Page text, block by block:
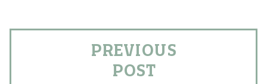
PREVIOUS
POST